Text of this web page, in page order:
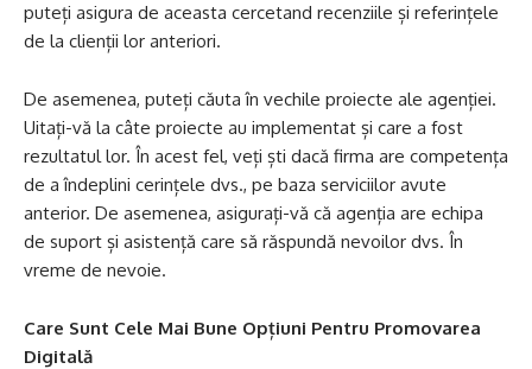
puteți asigura de aceasta cercetand recenziile și referințele
de la clienții lor anteriori.
De asemenea, puteți căuta în vechile proiecte ale agenției.
Uitați-vă la câte proiecte au implementat și care a fost
rezultatul lor. În acest fel, veți ști dacă firma are competența
de a îndeplini cerințele dvs., pe baza serviciilor avute
anterior. De asemenea, asigurați-vă că agenția are echipa
de suport și asistență care să răspundă nevoilor dvs. În
vreme de nevoie.
Care Sunt Cele Mai Bune Opțiuni Pentru Promovarea
Digitală